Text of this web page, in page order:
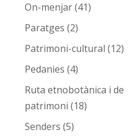
On-menjar(41)
Paratges (2)
Patrimoni-cultural (12)
Pedanies (4)
Ruta etnobotànica i de
patrimoni (18)
Senders (5)